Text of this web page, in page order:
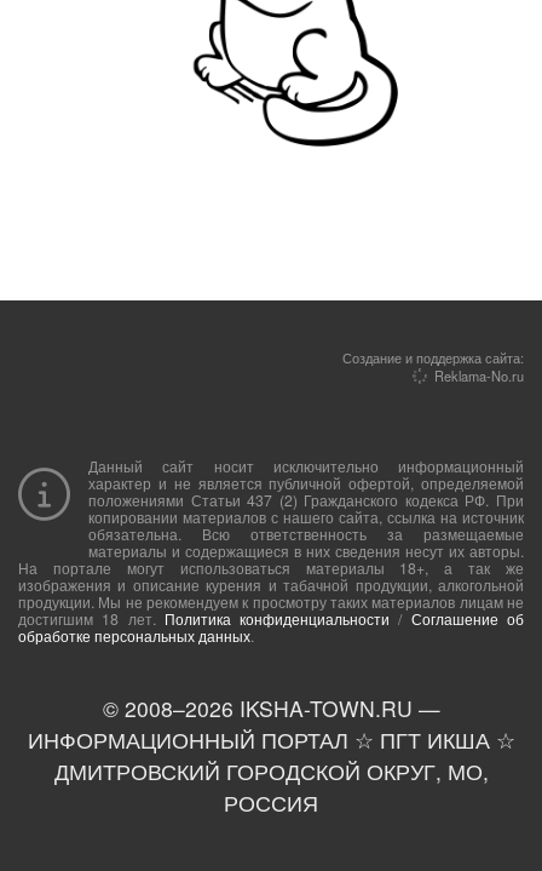
Создание и поддержка сайта:
Reklama-No.ru
Данный сайт носит исключительно информационный
характер и не является публичной офертой, определяемой
положениями Статьи 437 (2) Гражданского кодекса РФ. При
копировании материалов с нашего сайта, ссылка на источник
обязательна. Всю ответственность за размещаемые
материалы и содержащиеся в них сведения несут их авторы.
На портале могут использоваться материалы 18+, а так же
изображения и описание курения и табачной продукции, алкогольной
продукции. Мы не рекомендуем к просмотру таких материалов лицам не
достигшим 18 лет. Политика конфиденциальности / Соглашение об
обработке персональных данных.
© 2008–2026 IKSHA-TOWN.RU —
ИНФОРМАЦИОННЫЙ ПОРТАЛ ☆ ПГТ ИКША ☆
ДМИТРОВСКИЙ ГОРОДСКОЙ ОКРУГ, МО,
РОССИЯ